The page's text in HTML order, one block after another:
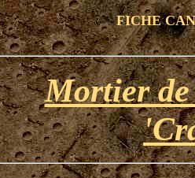
FICHE
Mortier